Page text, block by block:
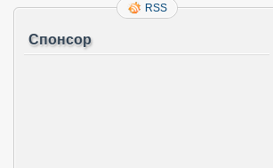
RSS
Спонсор